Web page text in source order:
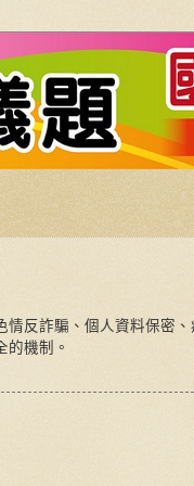
反詐騙、個人資料保密
的機制。